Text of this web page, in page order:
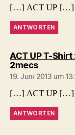
[…] ACT UP […]
ANTWORTEN
ACT UP T-Shirt
2mecssagt:
19. Juni 2013 um
[…] ACT UP […]
ANTWORTEN